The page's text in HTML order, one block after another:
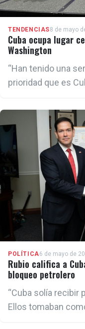
TENDENCIAS8 de mayo
Cuba ocupa lugar
Washington
“Han tenido una
prioridad que es
afirmó Gutiérrez
POLÍTICA6 de mayo de
Rubio califica a
bloqueo petrolero
“Cuba solía recibir
Ellos tomaban